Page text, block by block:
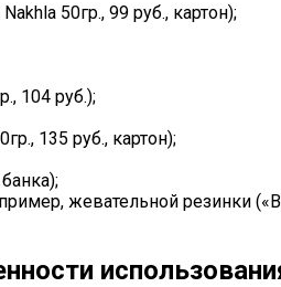
50гр., 99 руб., картон);
104 руб.);
135 руб., картон);
жевательной резинки